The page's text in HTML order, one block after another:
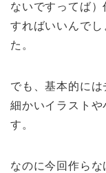
ないですってば
すればいいんで
た。
でも、基本的に
細かいイラスト
す。
なのに今回作らな